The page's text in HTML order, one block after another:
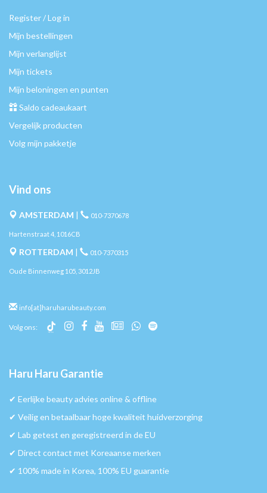
Register / Log in
Mijn bestellingen
Mijn verlanglijst
Mijn tickets
Mijn beloningen en punten
Saldo cadeaukaart
Vergelijk producten
Volg mijn pakketje
Vind ons
AMSTERDAM | 010-7370678
Hartenstraat 4, 1016CB
ROTTERDAM | 010-7370315
Oude Binnenweg 105, 3012JB
info[at]haruharubeauty.com
Volg ons:
Haru Haru Garantie
✔︎ Eerlijke beauty advies online & offline
✔︎ Veilig en betaalbaar hoge kwaliteit huidverzorging
✔︎ Lab getest en geregistreerd in de EU
✔︎ Direct contact met Koreaanse merken
✔︎ 100% made in Korea, 100% EU guarantie